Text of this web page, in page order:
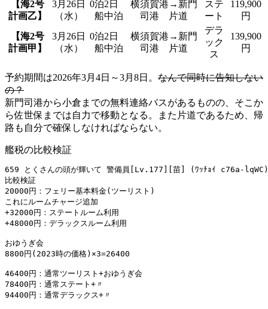
【海2号
計画乙】
3月26日
（水）
0泊2日
船中泊
横須賀港→新門
司港 片道
ステ
ート
119,900
円
【海2号
計画甲】
3月26日
（水）
0泊2日
船中泊
横須賀港→新門
司港 片道
デラ
ック
ス
139,900
円
予約期間は2026年3月4日～3月8日。 なんで同時に告知しない
の？
新門司港から小倉までの無料連絡バスがあるものの、そこか
ら佐世保までは自力で移動となる。また片道であるため、帰
路も自分で確保しなければならない。
艦税の比較検証
659 とくさんの頭が輝いて 警備員[Lv.177][苗] (ﾜｯﾁｮｲ c76a-
比較検証
20000円：フェリー基本料金(ツーリスト)
これにルームチャージ追加
+32000円：ステートルーム利用
+48000円：デラックスルーム利用
おゆうぎ会
8800円(2023時の価格)×3=26400
46400円：通常ツーリスト+おゆうぎ会
78400円：通常ステート+〃
94400円：通常デラックス+〃